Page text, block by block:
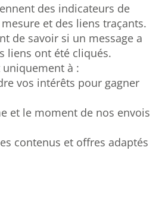
des indicateurs de
et des liens traçants.
de savoir si un message a
liens ont été cliqués.
uniquement à :
vos intérêts pour gagner
et le moment de nos envois
contenus et offres adaptés